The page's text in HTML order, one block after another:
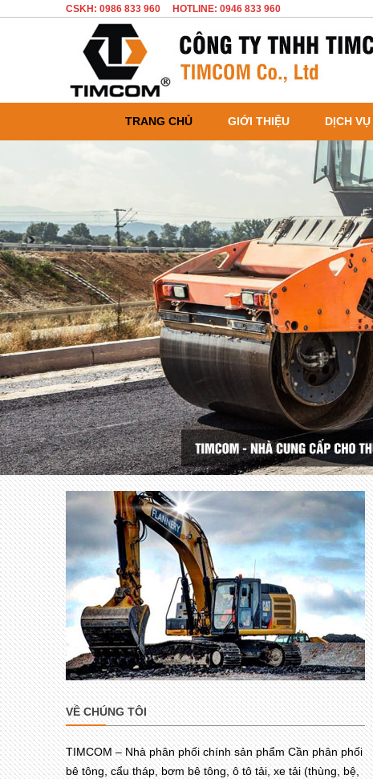
CSKH: 0986 833 960 HOTLINE: 0946 833 960
TRANG CHỦ GIỚI THIỆU DỊCH VỤ
VỀ CHÚNG TÔI
TIMCOM – Nhà phân phối chính sản phẩm Cần phân phối
bê tông, cẩu tháp, bơm bê tông, ô tô tải, xe tải (thùng, bệ,